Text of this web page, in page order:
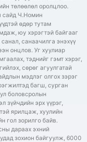
төлөөлөл оролцлоо.
сайд Ч.Номин
өдөр тутам
юу хэрэгтэй байгааг
санаачилга энэхүү
онцлов. Уг хуулиар
тэднийг гэмт хэрэг,
сөрөг агуулгатай
мэдлэг олгох зэрэг
багш, сурган
боловсролын
зүйчдийн эрх үүрэг,
ярилцаж, хуулийн
гол зорилго байв.
дараах эхний
зохион байгуулж, 6000